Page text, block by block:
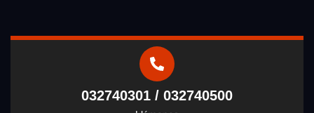
032740301 / 032740500